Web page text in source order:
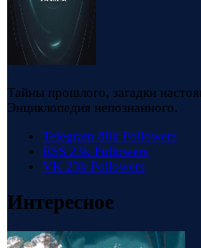
Тайны прошлого, загадки
Энциклопедия непознанного.
Telegram 88k Followers
RSS 23k Followers
VK 23k Followers
Интересное